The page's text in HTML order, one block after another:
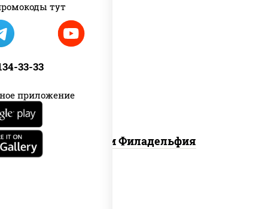
тут
33-33
приложение
филадельфия ролл с угрем,
Ассорти Филадельфия